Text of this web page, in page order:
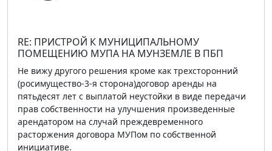
RE: ПРИСТРОЙ К МУНИЦИПАЛЬНОМУ
ПОМЕЩЕНИЮ МУПА НА МУНЗЕМЛЕ В ПБП
Не вижу другого решения кроме как трехсторонний
(росимущество-3-я сторона)договор аренды на
пятьдесят лет с выплатой неустойки в виде передачи
прав собственности на улучшения произведенные
арендатором на случай преждевременного
расторжения договора МУПом по собственной
инициативе.